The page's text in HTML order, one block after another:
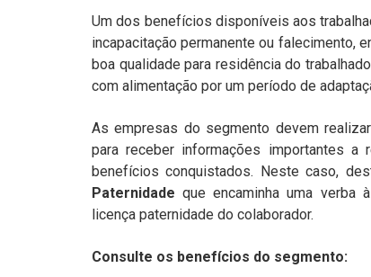
Um dos benefícios disponíveis aos
incapacitação permanente ou falecimento,
boa qualidade para residência do
com alimentação por um período de
As empresas do segmento devem
para receber informações importantes
benefícios conquistados. Neste caso,
Paternidadeque encaminha uma verba
licença paternidade do colaborador.
Consulte os benefícios do segmento: